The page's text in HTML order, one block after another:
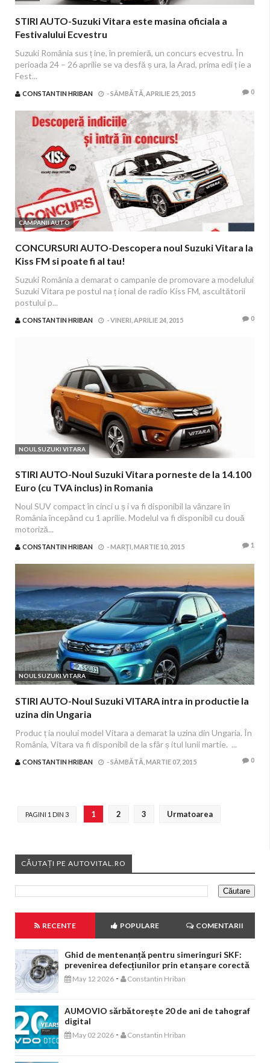
STIRI AUTO-Suzuki Vitara este masina oficiala a
Festivalului Ecvestru
Suzuki România sus ț ine, în premieră, un concurs ecvestru. În
perioada 24 – 26 aprilie se va desfă ș ura, la Arad, prima edi ț ie a
Fest...
CONSTANTIN HRIBAN -SÂMBĂTĂ, APRILIE 25, 2015 0
CAMPANII AUTO
CONCURSURI AUTO-Descopera noul Suzuki Vitara la
Kiss FM si poate fi al tau!
Suzuki România a demarat o campanie de promovare a modelului
Suzuki Vitara pe postul na ț ional de radio Kiss FM, ascultătorii
postului p...
CONSTANTIN HRIBAN -VINERI, APRILIE 24, 2015 0
NOUL SUZUKI VITARA
STIRI AUTO-Noul Suzuki Vitara porneste de la 14.100
Euro (cu TVA inclus) in Romania
Noul SUV compact în cinci u ș i va fi disponibil la vânzare în
România începând cu 1 aprilie. Modelul va fi disponibil cu două
motoriză...
CONSTANTIN HRIBAN -MARȚI, MARTIE 10, 2015 1
NOUL SUZUKI VITARA
STIRI AUTO-Noul Suzuki VITARA intra in productie la
uzina din Ungaria
Produc ț ia noului model Vitara a demarat la uzina din Ungaria. În
România, Vitara va fi disponibil de la sfâr ș itul lunii martie. ...
CONSTANTIN HRIBAN -SÂMBĂTĂ, MARTIE 07, 2015 0
PAGINI 1 DIN 3 1 2 3 Urmatoarea
CĂUTAȚI PE AUTOVITAL.RO
RECENTE POPULARE COMENTARII
Ghid de mentenanță pentru simeringuri SKF:
prevenirea defecțiunilor prin etanșare corectă
May 12 2026 - Constantin Hriban
AUMOVIO sărbătorește 20 de ani de tahograf
digital
May 02 2026 - Constantin Hriban